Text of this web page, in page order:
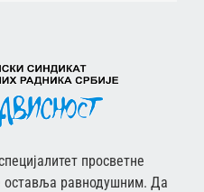
просветне
оставља равнодушним. Да